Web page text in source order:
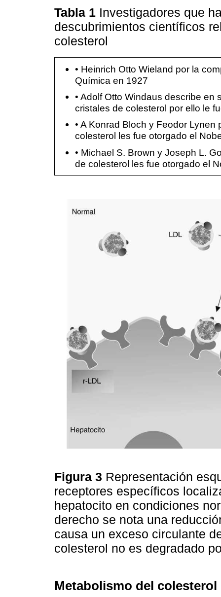
Tabla 1 Investigadores que
descubrimientos científicos
colesterol
• Heinrich Otto Wieland por la
Química en 1927
• Adolf Otto Windaus describe
cristales de colesterol por ello le
• A Konrad Bloch y Feodor
colesterol les fue otorgado el
• Michael S. Brown y Joseph L.
de colesterol les fue otorgado el
Figura 3 Representación
receptores específicos
hepatocito en condiciones
derecho se nota una
causa un exceso circulante
colesterol no es degradado
Metabolismo del colesterol